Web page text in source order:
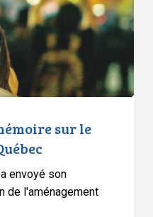
sur le
envoyé son
de l'aménagement